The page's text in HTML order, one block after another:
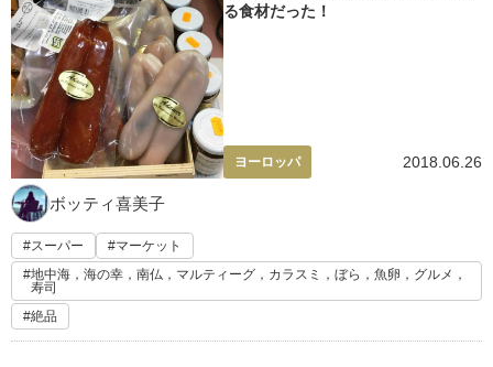
る食材だった！
ヨーロッパ 2018.06.26
ボッティ喜美子
スーパー
マーケット
地中海，海の幸，南仏，マルティーグ，カラスミ，ぼら，魚卵，グルメ，
寿司
絶品